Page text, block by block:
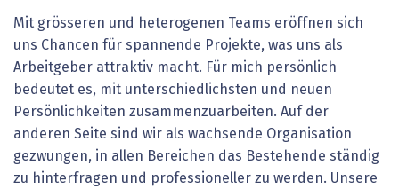
Mit grösseren und heterogenen Teams eröffnen sich
uns Chancen für spannende Projekte, was uns als
Arbeitgeber attraktiv macht. Für mich persönlich
bedeutet es, mit unterschiedlichsten und neuen
Persönlichkeiten zusammenzuarbeiten. Auf der
anderen Seite sind wir als wachsende Organisation
gezwungen, in allen Bereichen das Bestehende ständig
zu hinterfragen und professioneller zu werden. Unsere